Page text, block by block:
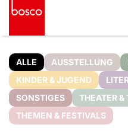
ALLE AUSSTELLUNG
KINDER & JUGEND
SONSTIGES
THEATER &
THEMEN & FESTIVALS